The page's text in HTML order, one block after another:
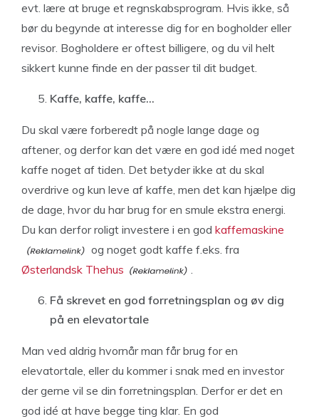
evt. lære at bruge et regnskabsprogram. Hvis ikke, så
bør du begynde at interesse dig for en bogholder eller
revisor. Bogholdere er oftest billigere, og du vil helt
sikkert kunne finde en der passer til dit budget.
Kaffe, kaffe, kaffe…
Du skal være forberedt på nogle lange dage og
aftener, og derfor kan det være en god idé med noget
kaffe noget af tiden. Det betyder ikke at du skal
overdrive og kun leve af kaffe, men det kan hjælpe dig
de dage, hvor du har brug for en smule ekstra energi.
Du kan derfor roligt investere i en god kaffemaskine
og noget godt kaffe f.eks. fra
Østerlandsk Thehus
.
Få skrevet en god forretningsplan og øv dig
på en elevatortale
Man ved aldrig hvornår man får brug for en
elevatortale, eller du kommer i snak med en investor
der gerne vil se din forretningsplan. Derfor er det en
god idé at have begge ting klar. En god